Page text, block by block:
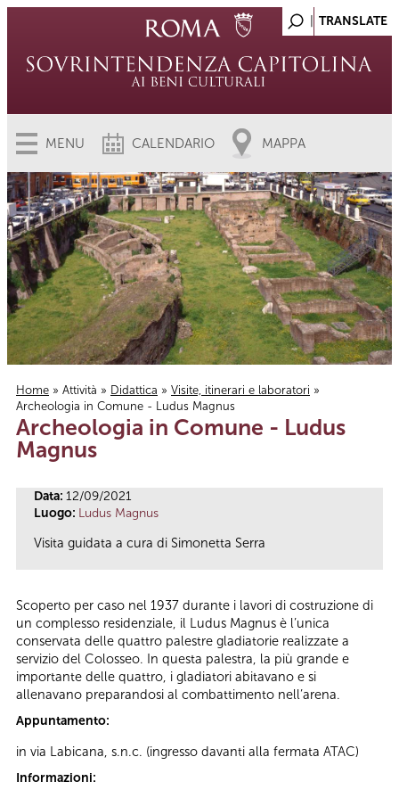
MENU CALENDARIO MAPPA
Tu sei qui
Home » Attività » Didattica » Visite, itinerari e laboratori »
Archeologia in Comune - Ludus Magnus
Archeologia in Comune - Ludus
Magnus
Data: 12/09/2021
Luogo: Ludus Magnus
Visita guidata a cura di Simonetta Serra
Scoperto per caso nel 1937 durante i lavori di costruzione di
un complesso residenziale, il Ludus Magnus è l’unica
conservata delle quattro palestre gladiatorie realizzate a
servizio del Colosseo. In questa palestra, la più grande e
importante delle quattro, i gladiatori abitavano e si
allenavano preparandosi al combattimento nell’arena.
Appuntamento:
in via Labicana, s.n.c. (ingresso davanti alla fermata ATAC)
Informazioni: